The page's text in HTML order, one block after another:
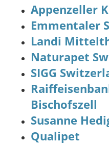
Appenzeller
Emmentaler
Landi
Naturapet
SIGG
Bischofszell
Susanne
Qualipet